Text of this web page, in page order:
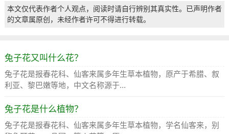
本文仅代表作者个人观点，阅读时请自行辨别其真实性。已声明作者
的文章属原创，未经作者许可不得进行转载。
兔子花又叫什么花？
兔子花是报春花科、仙客来属多年生草本植物，原产于希腊、叙
利亚、黎巴嫩等地，中文名称源于...
兔子花是什么植物？
兔子花是报春花科、仙客来属多年生草本植物，学名仙客来，别